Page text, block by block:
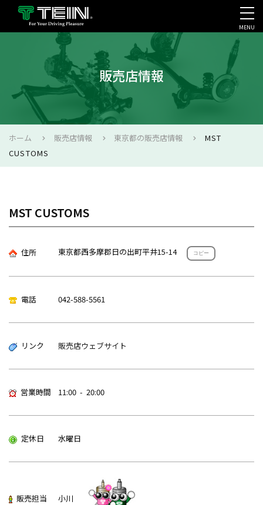
会社案内・採用・IR
MENU
販売店情報
ホーム 販売店情報 東京都の販売店情報
MST
CUSTOMS
MST CUSTOMS
住所 東京都西多摩郡日の出町平井15-14 コピー
電話 042-588-5561
リンク 販売店ウェブサイト
営業時間 11:00 - 20:00
定休日 水曜日
販売担当 小川